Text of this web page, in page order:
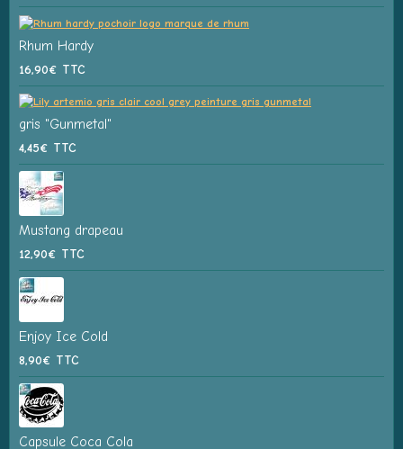
Rhum Hardy
16,90€ TTC
gris "Gunmetal"
4,45€ TTC
Mustang drapeau
12,90€ TTC
Enjoy Ice Cold
8,90€ TTC
Capsule Coca Cola